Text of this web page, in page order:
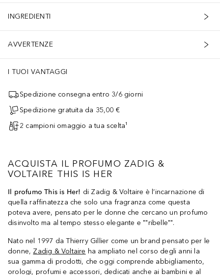
INGREDIENTI
AVVERTENZE
I TUOI VANTAGGI
Spedizione consegna entro 3/6 giorni
Spedizione gratuita da 35,00 €
2 campioni omaggio a tua scelta¹
ACQUISTA IL PROFUMO ZADIG &
VOLTAIRE THIS IS HER
Il profumo This is Her! di Zadig & Voltaire è l’incarnazione di
quella raffinatezza che solo una fragranza come questa
poteva avere, pensato per le donne che cercano un profumo
disinvolto ma al tempo stesso elegante e ""ribelle"".
Nato nel 1997 da Thierry Gillier come un brand pensato per le
donne, Zadig & Voltaire ha ampliato nel corso degli anni la
sua gamma di prodotti, che oggi comprende abbigliamento,
orologi, profumi e accessori, dedicati anche ai bambini e al